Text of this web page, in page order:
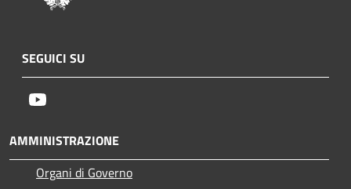
SEGUICI SU
AMMINISTRAZIONE
Organi di Governo